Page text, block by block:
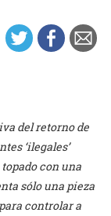
del retorno de
‘ilegales’
con una
sólo una pieza
controlar a